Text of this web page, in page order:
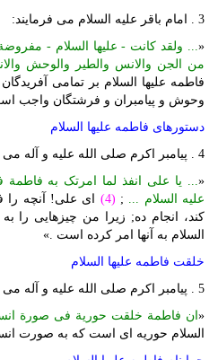
3 . امام باقر علیه السلام می فرمایند:
« ... ولقد کانت - علیها السلام -
من الجن والانس والطیر والوحش
فاطمه علیها السلام بر تمامی
وحوش و پیامبران و فرشتگان واجب
دستورهای فاطمه علیها السلام
4 . پیامبر اکرم صلی الله علیه و آله می فرمایند:
« ... یا علی انفذ لما امرتک به فاطمة
علیه السلام ...
;
(4)
ای علی! آنچه را
کند، انجام ده; زیرا من چیزهایی را
السلام به آنها امر کرده است .»
خلقت فاطمه علیها السلام
5 . پیامبر اکرم صلی الله علیه و آله می فرمایند:
«ان فاطمة خلقت حوریة فی صورة
السلام حوریه ای است که به صورت